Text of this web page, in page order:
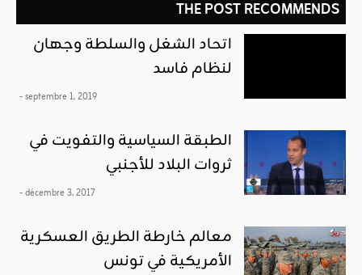
THE POST RECOMMENDS
اتحاد الشغل والسلطة وجهان
لنظام فاسد
- septembre 1, 2019
الطبقة السياسية والتفويت في
ثروات البلاد للأجنبي
- décembre 3, 2017
معالم خارطة الطريق العسكرية
الأمريكية في تونس